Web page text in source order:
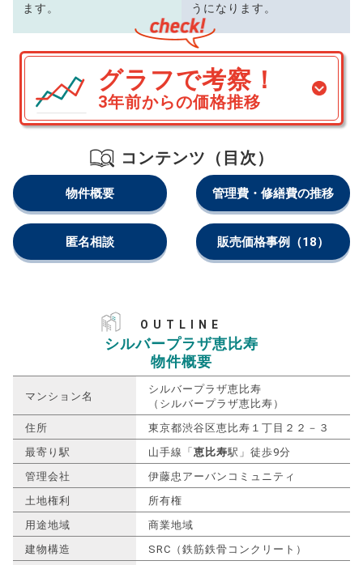
ます。
うになります。
グラフで考察！
3年前からの価格推移
コンテンツ（目次）
物件概要 管理費・修繕費の推移
匿名相談 販売価格事例 （18）
OUTLINE
シルバープラザ恵比寿
物件概要
マンション名
シルバープラザ恵比寿
（シルバープラザ恵比寿）
住所
東京都渋谷区恵比寿１丁目２２－３
最寄り駅
山手線「恵比寿駅」徒歩9分
管理会社
伊藤忠アーバンコミュニティ
土地権利
所有権
用途地域
商業地域
建物構造
SRC（鉄筋鉄骨コンクリート）